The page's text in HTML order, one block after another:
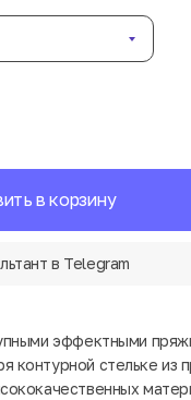
в корзину
в Telegram
эффектными
стельке из